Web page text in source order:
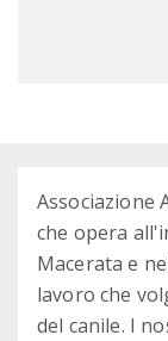
Associazione
che opera
Macerata e
lavoro che
del canile. I